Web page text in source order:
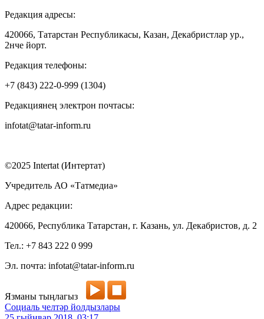
Редакция адресы:
420066, Татарстан Республикасы, Казан, Декабристлар ур.,
2нче йорт.
Редакция телефоны:
+7 (843) 222-0-999 (1304)
Редакциянең электрон почтасы:
infotat@tatar-inform.ru
©2025 Intertat (Интертат)
Учредитель АО «Татмедиа»
Адрес редакции:
420066, Республика Татарстан, г. Казань, ул. Декабристов, д. 2
Тел.: +7 843 222 0 999
Эл. почта: infotat@tatar-inform.ru
Язманы тыңлагыз
Социаль челтәр йолдызлары